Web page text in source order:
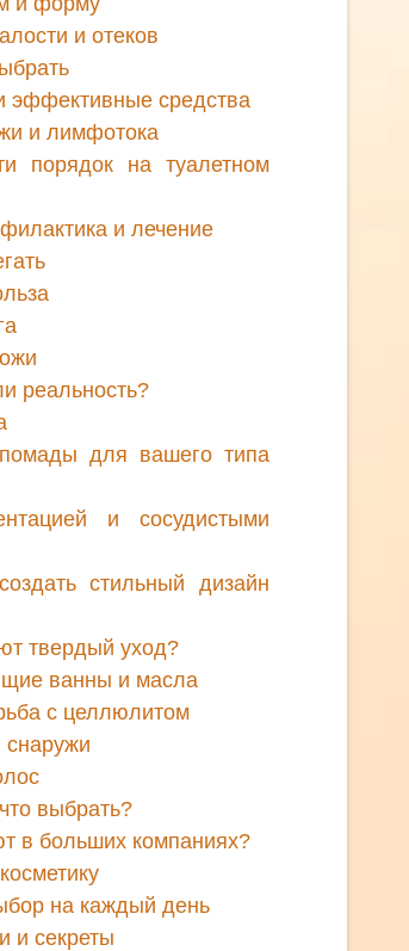
и отеков
эффективные средства
и лимфотока
порядок на туалетном
и лечение
реальность?
для вашего типа
и сосудистыми
стильный дизайн
твердый уход?
ванны и масла
с целлюлитом
снаружи
выбрать?
в больших компаниях?
на каждый день
и секреты